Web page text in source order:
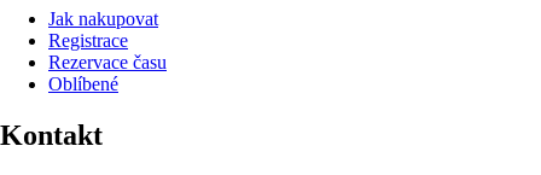
Jak nakupovat
Registrace
Rezervace času
Oblíbené
Kontakt